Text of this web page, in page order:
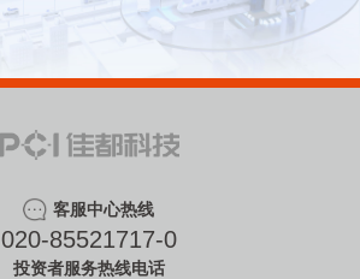
客服中心热线
020-85521717-0
投资者服务热线电话